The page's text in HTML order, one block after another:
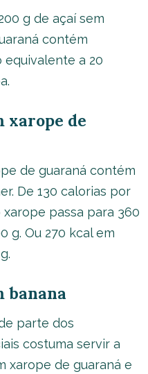
g de açaí sem
contém
equivalente a 20
xarope de
de guaraná contém
De 130 calorias por
passa para 360
g. Ou 270 kcal em
banana
parte dos
costuma servir a
xarope de guaraná e